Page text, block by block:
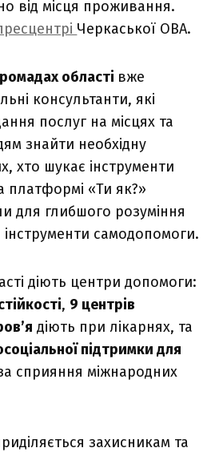
від місця проживання.
Черкаської ОВА.
області вже
консультанти, які
послуг на місцях та
знайти необхідну
хто шукає інструменти
платформі «Ти як?»
для глибшого розуміння
інструменти самодопомоги.
діють центри допомоги:
, 9 центрів
діють при лікарнях, та
підтримки для
сприяння міжнародних
захисникам та